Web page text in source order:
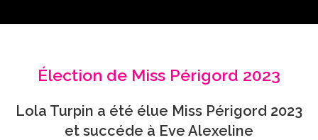
Élection de Miss Périgord 2023
Lola Turpin a été élue Miss Périgord 2023
et succéde à Eve Alexeline